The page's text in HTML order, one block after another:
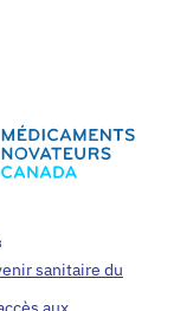
sanitaire du